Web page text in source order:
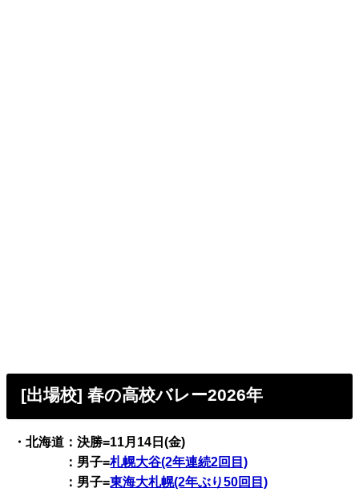
[出場校] 春の高校バレー2026年
・北海道：決勝=11月14日(金)
：男子=札幌大谷(2年連続2回目)
：男子=東海大札幌(2年ぶり50回目)